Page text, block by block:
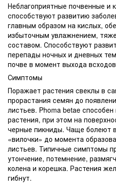
Неблагоприятные почвенные и
способствуют развитию
главным образом на кислых,
избыточным увлажнением,
составом. Способствуют
перепады ночных и дневных
почве в момент выхода
Симптомы
Поражает растения свеклы в
прорастания семян до
листьев. Phoma betae
растения, при этом на
черные пикниды. Чаще болеют
«вилочки» до момента
листьев. Типичные симптомы
утончение, потемнение,
колена и корешка. Растения
гибнут.